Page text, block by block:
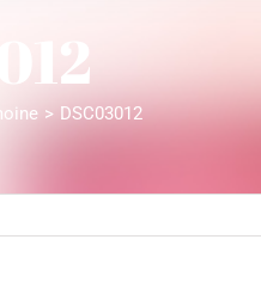
DSC03012